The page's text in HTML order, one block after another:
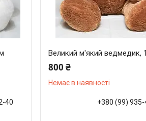
40
Великий м'який ведмедик,
800 ₴
Немає в наявності
+380 (99)